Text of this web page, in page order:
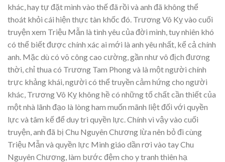
khác, hay tự đặt mình vào thế đã rồi và anh đã không thể
thoát khỏi cái hiện thực tàn khốc đó. Trương Vô Kỵ vào cuối
truyện xem Triệu Mẫn là tình yêu của đời mình, tuy nhiên khó
có thể biết được chính xác ai mới là anh yêu nhất, kể cả chính
anh. Mặc dù có võ công cao cường, gần như vô địch đương
thời, chỉ thua có Trương Tam Phong và là một người chính
trực khảng khái, người có thể truyền cảm hứng cho người
khác, Trương Vô Kỵ không hề có những tố chất cần thiết của
một nhà lãnh đạo là lòng ham muốn mãnh liệt đối với quyền
lực và tâm kế để duy trì quyền lực. Chính vì vậy vào cuối
truyện, anh đã bị Chu Nguyên Chương lừa nên bỏ đi cùng
Triệu Mẫn và quyền lực Minh giáo dần rơi vào tay Chu
Nguyên Chương, làm bước đệm cho y tranh thiên hạ